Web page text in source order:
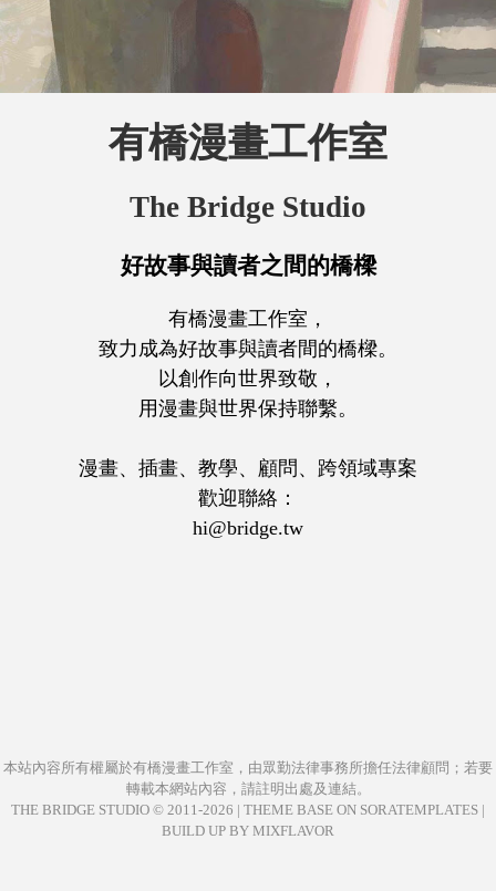
有橋漫畫工作室
The Bridge Studio
好故事與讀者之間的橋樑
有橋漫畫工作室，
致力成為好故事與讀者間的橋樑。
以創作向世界致敬，
用漫畫與世界保持聯繫。
漫畫、插畫、教學、顧問、跨領域專案
歡迎聯絡：
hi@bridge.tw
本站內容所有權屬於有橋漫畫工作室 ，由眾勤法律事務所擔任法律顧問；若要
轉載本網站內容，請註明出處及連結。
THE BRIDGE STUDIO © 2011-2026 | THEME BASE ON SORATEMPLATES |
BUILD UP BY MIXFLAVOR